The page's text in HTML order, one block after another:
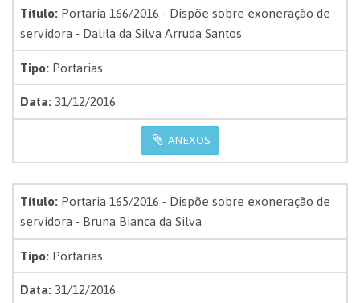
Título:Portaria 166/2016 - Dispõe sobre exoneração de
servidora - Dalila da Silva Arruda Santos
Tipo:Portarias
Data:31/12/2016
ANEXOS
Título:Portaria 165/2016 - Dispõe sobre exoneração de
servidora - Bruna Bianca da Silva
Tipo:Portarias
Data:31/12/2016